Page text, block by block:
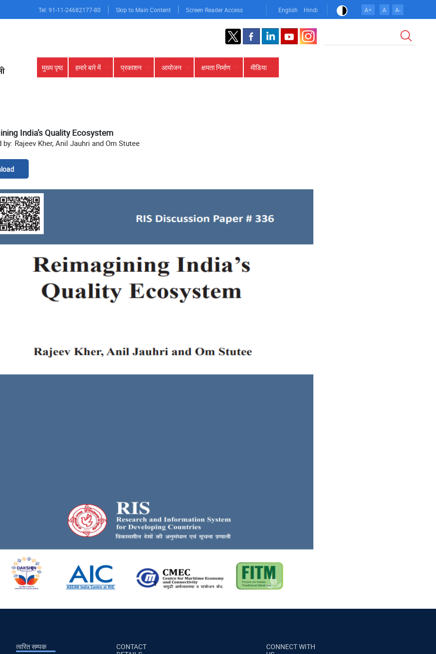
Tel: 91-11-24682177-80 Skip to Main Content Screen Reader Access English Hindi A+ A A-
Main
मुख्य पृष्ठ हमारे बारे में प्रकाशन आयोजन क्षमता निर्माण मीडिया
India’s Quality Ecosystem
by: Rajeev Kher, Anil Jauhri and Om Stutee
त्वरित सम्पक
CONTACT
CONNECT WITH